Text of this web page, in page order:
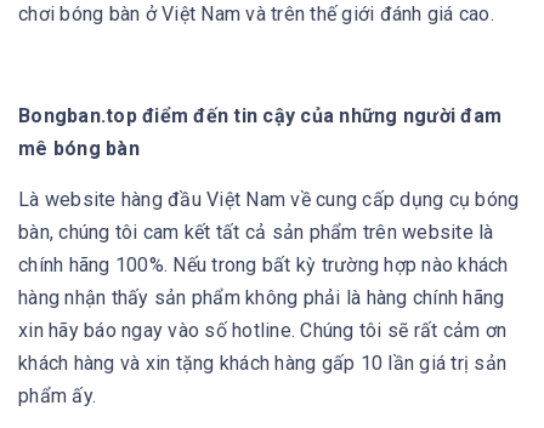
chơi bóng bàn ở Việt Nam và trên thế giới đánh giá cao.
Bongban.top điểm đến tin cậy của những người đam
mê bóng bàn
Là website hàng đầu Việt Nam về cung cấp dụng cụ bóng
bàn, chúng tôi cam kết tất cả sản phẩm trên website là
chính hãng 100%. Nếu trong bất kỳ trường hợp nào khách
hàng nhận thấy sản phẩm không phải là hàng chính hãng
xin hãy báo ngay vào số hotline. Chúng tôi sẽ rất cảm ơn
khách hàng và xin tặng khách hàng gấp 10 lần giá trị sản
phẩm ấy.